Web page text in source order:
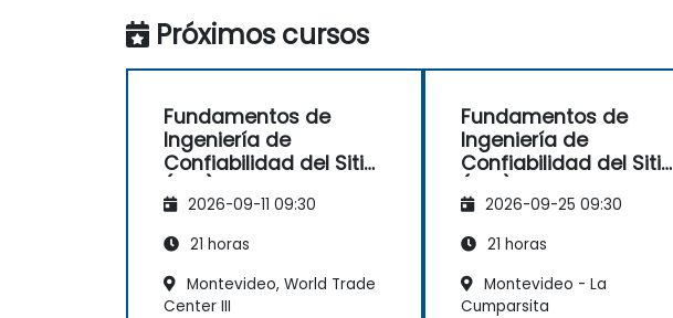
Próximos cursos
Fundamentos de
Ingeniería de
Confiabilidad del Sitio
2026-09-11 09:30
21 horas
Montevideo, World Trade
Center III
Fundamentos de
Ingeniería de
Confiabilidad del Sitio
2026-09-25 09:30
21 horas
Montevideo - La
Cumparsita